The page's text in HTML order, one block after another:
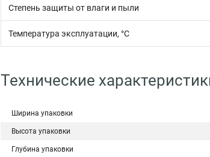
Степень защиты от влаги и пыли
Температура эксплуатации, °С
Технические
Ширина упаковки
Высота упаковки
Глубина упаковки